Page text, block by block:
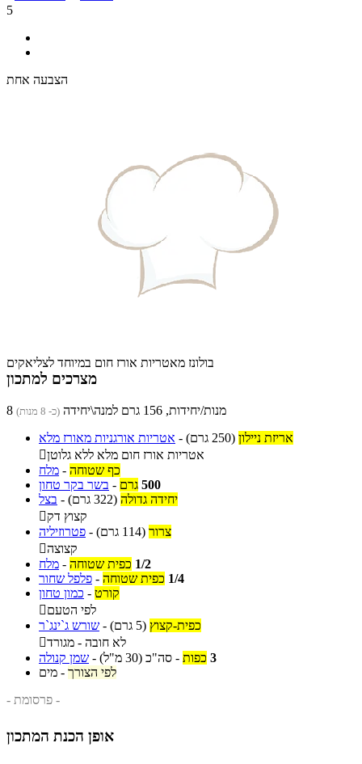
5
הצבעה אחת
בולונז מאטריות אורז חום במיוחד לצליאקים
מצרכים למתכון
8 מנות/יחידות, 156 גרם למנה\יחידה (כ- 8 מנות)
אטריות אורגניות מאורז מלא - אריזת ניילון (250 גרם)
אטריות אורז חום מלא ללא גלוטן
מלח - כף שטוחה
בשר בקר טחון - 500 גרם
בצל - יחידה גדולה (322 גרם)
קצוץ דק
פטרוזיליה - צרור (114 גרם)
קצוצה
מלח - 1/2 כפית שטוחה
פלפל שחור - 1/4 כפית שטוחה
כמון טחון - קורט
לפי הטעם
שורש ג`ינג`ר - כפית-קצוץ (5 גרם)
לא חובה - מגורד
שמן קנולה - 3 כפות - סה"כ (30 מ"ל)
מים - לפי הצורך
- פרסומת -
אופן הכנת המתכון